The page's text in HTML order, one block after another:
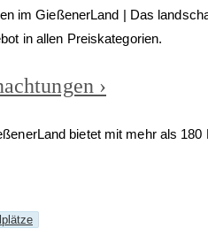
›
bietet mit mehr als